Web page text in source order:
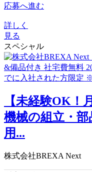
応募へ進む
詳しく
見る
スペシャル
【未経験OK！
機械の組立・
用...
株式会社BREXA Next